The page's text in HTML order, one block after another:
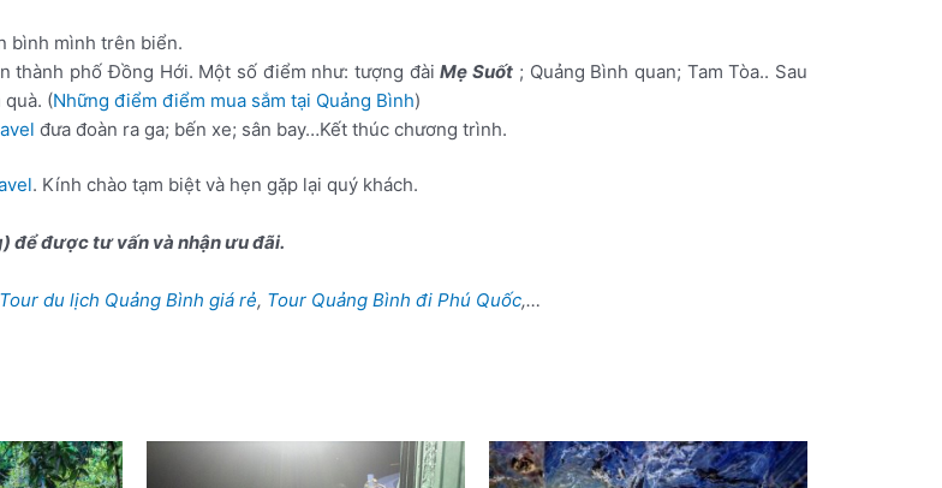
bình mình trên biển.
thành phố Đồng Hới. Một số điểm như: tượng đàiMẹ Suốt ; Quảng Bình quan; Tam Tòa.. Sau
(Những điểm điểm mua sắm tại Quảng Bình)
đưa đoàn ra ga; bến xe; sân bay…Kết thúc chương trình.
. Kính chào tạm biệt và hẹn gặp lại quý khách.
để được tư vấn và nhận ưu đãi.
Tour du lịch Quảng Bình giá rẻ, Tour Quảng Bình đi Phú Quốc,…